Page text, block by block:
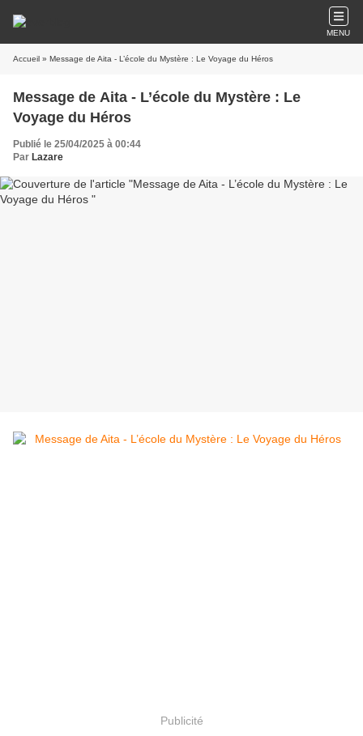
MENU
Accueil » Message de Aita - L’école du Mystère : Le Voyage du Héros
Message de Aita - L’école du Mystère : Le
Voyage du Héros
Publié le 25/04/2025 à 00:44
Par Lazare
Publicité